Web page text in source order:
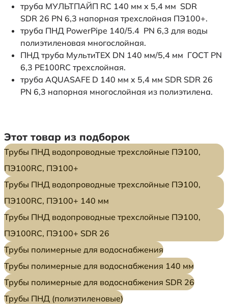
труба МУЛЬТПАЙП RC 140 мм x 5,4 мм SDR
SDR 26 PN 6,3 напорная трехслойная ПЭ100+.
труба ПНД PowerPipe 140/5.4 PN 6,3 для воды
полиэтиленовая многослойная.
ПНД труба МультиТЕХ DN 140 мм/5,4 мм ГОСТ PN
6,3 PE100RC трехслойная.
труба AQUASAFE D 140 мм x 5,4 мм SDR SDR 26
PN 6,3 напорная многослойная из полиэтилена.
Этот товар из подборок
Трубы ПНД водопроводные трехслойные ПЭ100,
ПЭ100RC, ПЭ100+
Трубы ПНД водопроводные трехслойные ПЭ100,
ПЭ100RC, ПЭ100+ 140 мм
Трубы ПНД водопроводные трехслойные ПЭ100,
ПЭ100RC, ПЭ100+ SDR 26
Трубы полимерные для водоснабжения
Трубы полимерные для водоснабжения 140 мм
Трубы полимерные для водоснабжения SDR 26
Трубы ПНД (полиэтиленовые)